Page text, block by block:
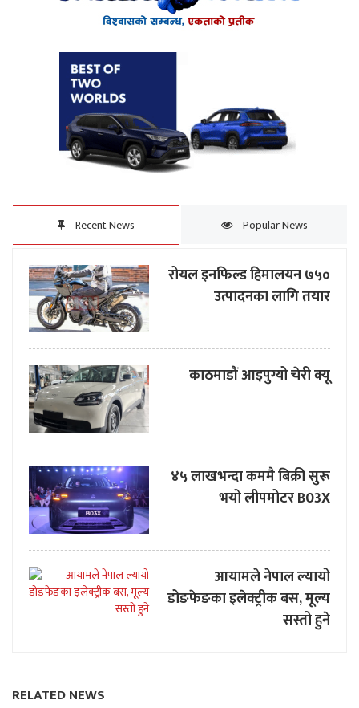
Recent News Popular News
रोयल इनफिल्ड हिमालयन ७५०
उत्पादनका लागि तयार
काठमाडौं आइपुग्यो चेरी क्यू
४५ लाखभन्दा कममै बिक्री सुरू
भयो लीपमोटर B03X
आयामले नेपाल ल्यायो
डोङफेङका इलेक्ट्रीक बस, मूल्य
सस्तो हुने
RELATED NEWS